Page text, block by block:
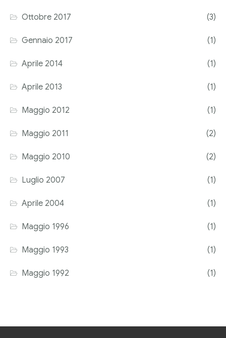
Ottobre 2017 (3)
Gennaio 2017 (1)
Aprile 2014 (1)
Aprile 2013 (1)
Maggio 2012 (1)
Maggio 2011 (2)
Maggio 2010 (2)
Luglio 2007 (1)
Aprile 2004 (1)
Maggio 1996 (1)
Maggio 1993 (1)
Maggio 1992 (1)